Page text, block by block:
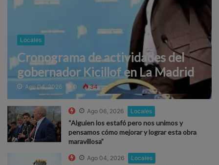
Locales
Cronograma de actividades del
gobernador Kicillof en La Madrid
Ago 04, 2026 0 34
Ago 06, 2026 Locales
“Alguien los estafó pero nos unimos y
pensamos cómo mejorar y lograr esta obra
maravillosa”
Ago 04, 2026 Locales